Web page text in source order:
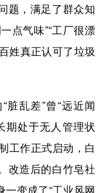
题，满足了群众知
点气味”“工厂很漂
姓真正认可了垃圾
乱差”曾“远近闻
期处于无人管理状
工作正式启动，白
改造后的白竹皂社
变成了“工业风网